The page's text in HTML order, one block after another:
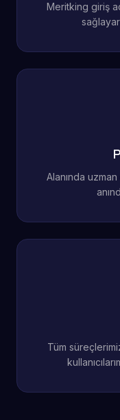
Meritking giriş
Alanında
Tüm